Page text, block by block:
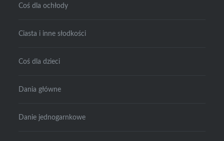
Coś dla ochłody
Ciasta i inne słodkości
Coś dla dzieci
Dania główne
Danie jednogarnkowe